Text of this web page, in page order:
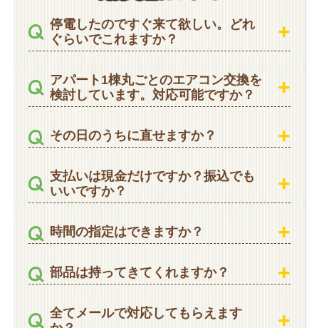
停電したのですぐ来て欲しい。どれ
ぐらいでこれますか？
アパート1棟丸ごとのエアコン交換を
検討しています。対応可能ですか？
その日のうちに直せますか？
支払いは現金だけですか？振込でも
いいですか？
時間の指定はできますか？
部品は持ってきてくれますか？
全てメールで対応してもらえます